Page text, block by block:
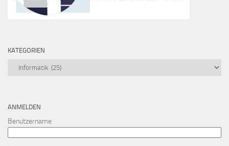
KATEGORIEN
Kategorien
ANMELDEN
Benutzername